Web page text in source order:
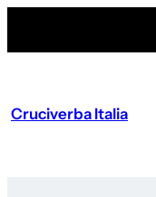
Cruciverba Italia